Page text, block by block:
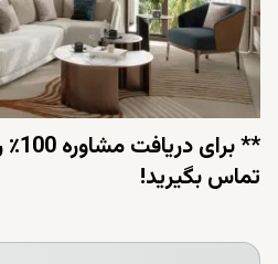
**
تماس بگیرید!